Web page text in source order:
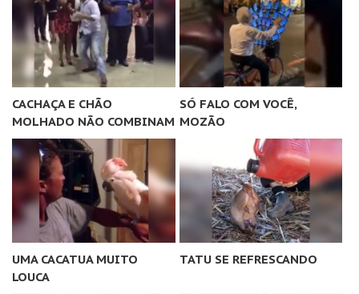
CACHAÇA E CHÃO
MOLHADO NÃO COMBINAM
SÓ FALO COM VOCÊ,
MOZÃO
UMA CACATUA MUITO
LOUCA
TATU SE REFRESCANDO